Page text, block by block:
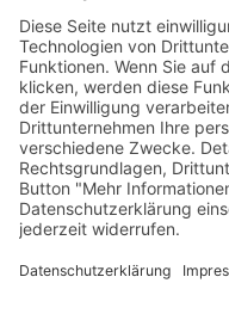
Datenschutz
ASB.de
ASB-Mitarbeiterportal (BV)
Cookie-Einstellungen